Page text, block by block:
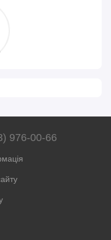
976-00-66